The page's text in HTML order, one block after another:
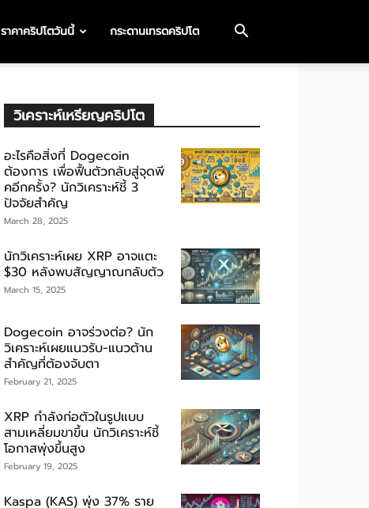
ราคาคริปโตวันนี้ กระดานเทรดคริปโต
วิเคราะห์เหรียญคริปโต
อะไรคือสิ่งที่ Dogecoin
ต้องการ เพื่อฟื้นตัวกลับสู่จุดพี
คอีกครั้ง? นักวิเคราะห์ชี้ 3
ปัจจัยสำคัญ
March 28, 2025
นักวิเคราะห์เผย XRP อาจแตะ
$30 หลังพบสัญญาณกลับตัว
March 15, 2025
Dogecoin อาจร่วงต่อ? นัก
วิเคราะห์เผยแนวรับ-แนวต้าน
สำคัญที่ต้องจับตา
February 21, 2025
XRP กำลังก่อตัวในรูปแบบ
สามเหลี่ยมขาขึ้น นักวิเคราะห์ชี้
โอกาสพุ่งขึ้นสูง
February 19, 2025
Kaspa (KAS) พุ่ง 37% ราย